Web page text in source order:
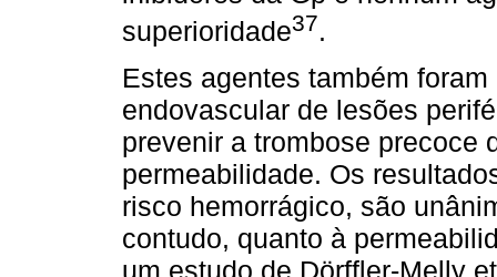
superioridade37.
Estes agentes também
endovascular de lesões
prevenir a trombose precoce
permeabilidade. Os
risco hemorrágico, são
contudo, quanto à
um estudo de Dörfﬂer-Melly